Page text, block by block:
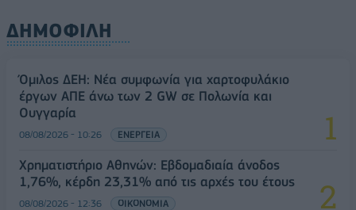
ΔΗΜΟΦΙΛΗ
Όμιλος ΔΕΗ: Νέα συμφωνία για χαρτοφυλάκιο
έργων ΑΠΕ άνω των 2 GW σε Πολωνία και
Ουγγαρία
08/08/2026 - 10:26 ΕΝΕΡΓΕΙΑ
Χρηματιστήριο Αθηνών: Εβδομαδιαία άνοδος
1,76%, κέρδη 23,31% από τις αρχές του έτους
08/08/2026 - 12:36 ΟΙΚΟΝΟΜΙΑ